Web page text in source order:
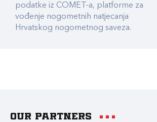
podatke iz COMET-a, platforme za
vođenje nogometnih natjecanja
Hrvatskog nogometnog saveza.
Our partners